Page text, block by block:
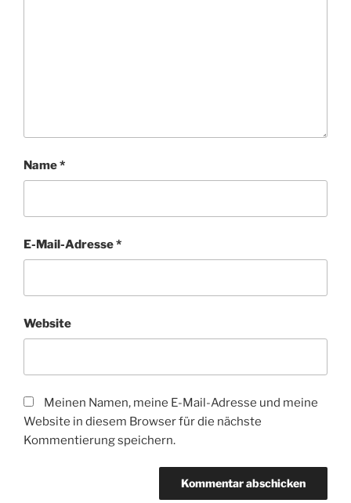
Name*
E-Mail-Adresse*
Website
Meinen Namen, meine E-Mail-Adresse und meine
Website in diesem Browser für die nächste
Kommentierung speichern.